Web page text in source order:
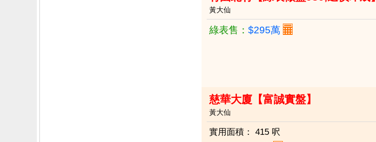
黃大仙
綠表售： $295萬
慈華大廈【富誠實盤】
黃大仙
實用面積： 415 呎